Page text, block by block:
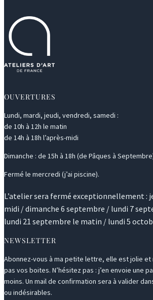
OUVERTURES
Lundi, mardi, jeudi, vendredi, samedi :
de 10h à 12h le matin
de 14h à 18h l’après-midi
Dimanche : de 15h à 18h (de Pâques à
Fermé le mercredi (j’ai piscine).
L’atelier sera fermé exceptionnellement :
midi / dimanche 6 septembre / lundi 7
lundi 21 septembre le matin / lundi 5
NEWSLETTER
Abonnez-vous à ma petite lettre, elle est jolie et
pas vos boites. N’hésitez pas : j’en envoie une
moins. Un mail de confirmation sera à valider
ou indésirables.